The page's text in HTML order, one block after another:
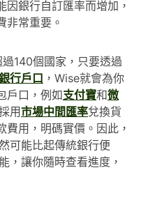
銀行自訂匯率而增加，
非常重要。
140個國家，只要透過
行戶口 ，Wise就會為你
戶口，例如支付寶和微
用市場中間匯率兌換貨
用，明碼實價。因此，
可能比起傳統銀行便
，讓你隨時查看進度，